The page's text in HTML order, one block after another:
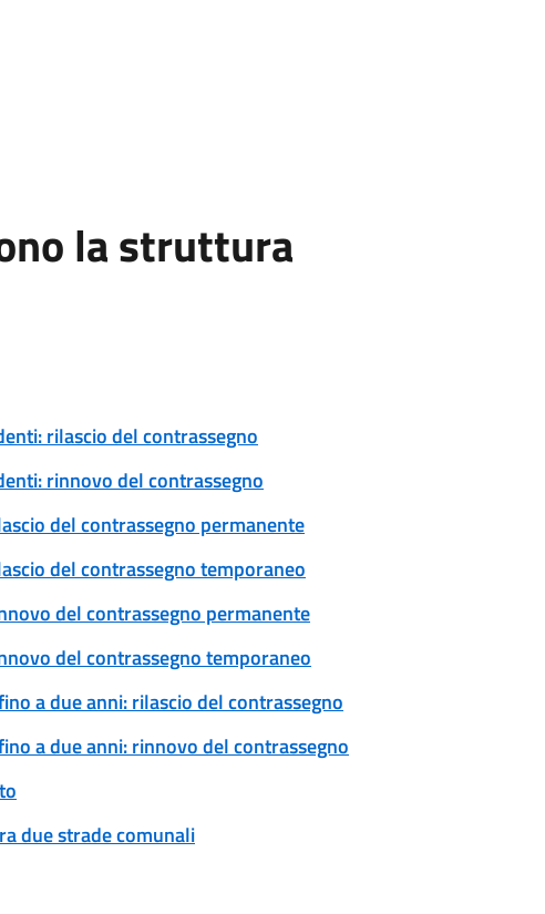
la struttura
rilascio del contrassegno
rinnovo del contrassegno
del contrassegno permanente
del contrassegno temporaneo
del contrassegno permanente
del contrassegno temporaneo
a due anni: rilascio del contrassegno
a due anni: rinnovo del contrassegno
due strade comunali